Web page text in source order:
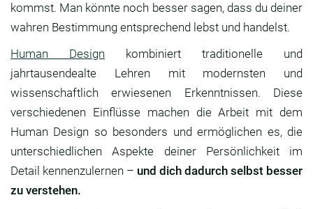
kommst. Man könnte noch besser sagen, dass du deiner
wahren Bestimmung entsprechend lebst und handelst.
Human Design kombiniert traditionelle und
jahrtausendealte Lehren mit modernsten und
wissenschaftlich erwiesenen Erkenntnissen. Diese
verschiedenen Einflüsse machen die Arbeit mit dem
Human Design so besonders und ermöglichen es, die
unterschiedlichen Aspekte deiner Persönlichkeit im
Detail kennenzulernen – und dich dadurch selbst besser
zu verstehen.